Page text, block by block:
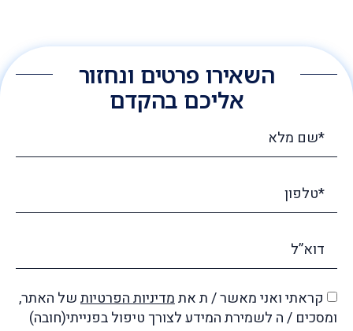
השאירו פרטים ונחזור
אליכם בהקדם
קראתי ואני מאשר / ת אתמדיניות הפרטיותשל האתר,
ומסכים / ה לשמירת המידע לצורך טיפול בפנייתי(חובה)